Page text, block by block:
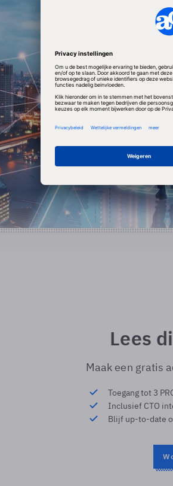
Lees
Maak een gratis
Toegang tot 3
Inclusief CTO
Blijf up-to-date